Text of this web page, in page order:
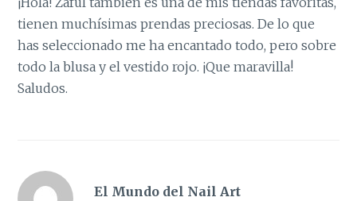
tienen muchísimas prendas preciosas. De lo que
has seleccionado me ha encantado todo, pero sobre
todo la blusa y el vestido rojo. ¡Que maravilla!
Saludos.
El Mundo del Nail Art